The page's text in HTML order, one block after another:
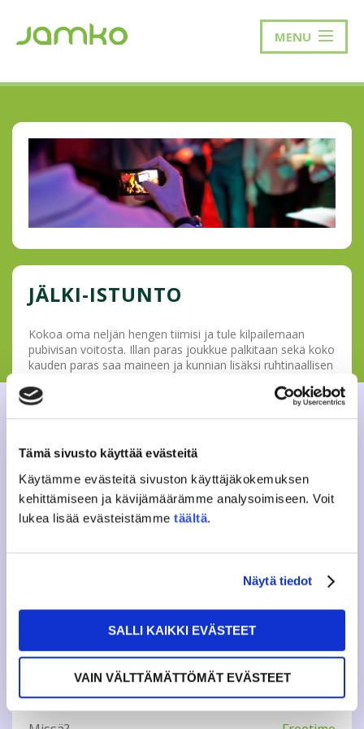
Tämä sivusto käyttää evästeitä
Käytämme evästeitä sivuston käyttäjäkokemuksen
kehittämiseen ja kävijämäärämme analysoimiseen. Voit
lukea lisää evästeistämme täältä.
Näytä tiedot
SALLI KAIKKI EVÄSTEET
VAIN VÄLTTÄMÄTTÖMÄT EVÄSTEET
MENU
JÄLKI-ISTUNTO
Kokoa oma neljän hengen tiimisi ja tule kilpailemaan
pubivisan voitosta. Illan paras joukkue palkitaan sekä koko
kauden paras saa maineen ja kunnian lisäksi ruhtinaallisen
Illat huipentuvat tapahtumittain vaihtuvaan ohjelmaan.
PUBIVISOJEN TEEMAT
Lue lisää
Tweet